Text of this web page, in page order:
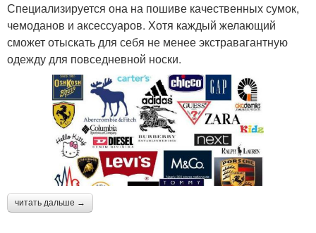
Специализируется она на пошиве качественных сумок,
чемоданов и аксессуаров. Хотя каждый желающий
сможет отыскать для себя не менее экстравагантную
одежду для повседневной носки.
читать дальше →